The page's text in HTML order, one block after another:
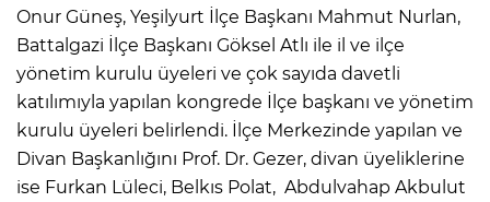
Onur Güneş, Yeşilyurt İlçe Başkanı Mahmut Nurlan,
Battalgazi İlçe Başkanı Göksel Atlı ile il ve ilçe
yönetim kurulu üyeleri ve çok sayıda davetli
katılımıyla yapılan kongrede İlçe başkanı ve yönetim
kurulu üyeleri belirlendi. İlçe Merkezinde yapılan ve
Divan Başkanlığını Prof. Dr. Gezer, divan üyeliklerine
ise Furkan Lüleci, Belkıs Polat, Abdulvahap Akbulut